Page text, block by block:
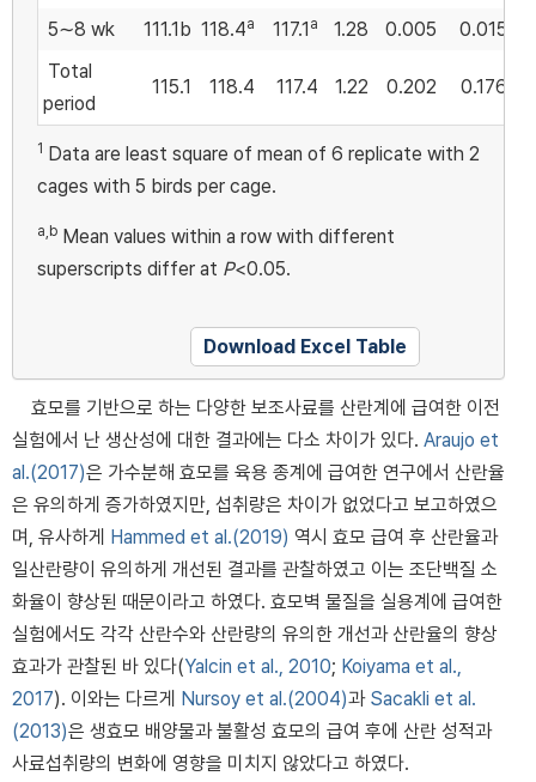
5∼8 wk
111.1b 118.4a 117.1 a 1.28 0.005 0.015
Total
period
115.1 118.4 117.4 1.22 0.202 0.176
1 Data are least square of mean of 6 replicate with 2
cages with 5 birds per cage.
a,b Mean values within a row with different
superscripts differ at P<0.05.
Download Excel Table
효모를 기반으로 하는 다양한 보조사료를 산란계에 급여한 이전
실험에서 난 생산성에 대한 결과에는 다소 차이가 있다. Araujo et
al.(2017)은 가수분해 효모를 육용 종계에 급여한 연구에서 산란율
은 유의하게 증가하였지만, 섭취량은 차이가 없었다고 보고하였으
며, 유사하게 Hammed et al.(2019) 역시 효모 급여 후 산란율과
일산란량이 유의하게 개선된 결과를 관찰하였고 이는 조단백질 소
화율이 향상된 때문이라고 하였다. 효모벽 물질을 실용계에 급여한
실험에서도 각각 산란수와 산란량의 유의한 개선과 산란율의 향상
효과가 관찰된 바 있다(Yalcin et al., 2010; Koiyama et al.,
2017). 이와는 다르게 Nursoy et al.(2004)과 Sacakli et al.
(2013)은 생효모 배양물과 불활성 효모의 급여 후에 산란 성적과
사료섭취량의 변화에 영향을 미치지 않았다고 하였다.